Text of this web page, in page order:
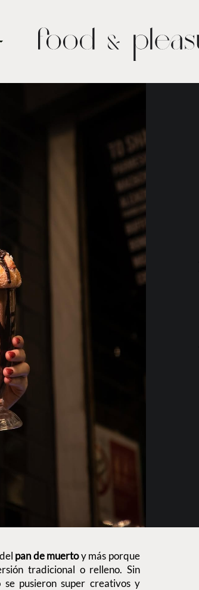
pan de muertoy más porque
tradicional o relleno. Sin
pusieron super creativos y